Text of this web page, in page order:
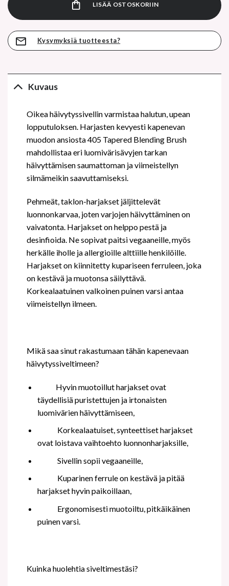
LISÄÄ OSTOSKORIIN
Kysymyksiä tuotteesta?
Kuvaus
Oikea häivytyssivellin varmistaa halutun, upean
lopputuloksen. Harjasten kevyesti kapenevan
muodon ansiosta 405 Tapered Blending Brush
mahdollistaa eri luomivärisävyjen tarkan
häivyttämisen saumattoman ja viimeistellyn
silmämeikin saavuttamiseksi.
Pehmeät, taklon-harjakset jäljittelevät
luonnonkarvaa, joten varjojen häivyttäminen on
vaivatonta. Harjakset on helppo pestä ja
desinfioida. Ne sopivat paitsi vegaaneille, myös
herkälle iholle ja allergioille alttiille henkilöille.
Harjakset on kiinnitetty kupariseen ferruleen, joka
on kestävä ja muotonsa säilyttävä.
Korkealaatuinen valkoinen puinen varsi antaa
viimeistellyn ilmeen.
Mikä saa sinut rakastumaan tähän kapenevaan
häivytyssiveltimeen?
Hyvin muotoillut harjakset ovat
täydellisiä puristettujen ja irtonaisten
luomivärien häivyttämiseen,
Korkealaatuiset, synteettiset harjakset
ovat loistava vaihtoehto luonnonharjaksille,
Sivellin sopii vegaaneille,
Kuparinen ferrule on kestävä ja pitää
harjakset hyvin paikoillaan,
Ergonomisesti muotoiltu, pitkäikäinen
puinen varsi.
Kuinka huolehtia siveltimestäsi?